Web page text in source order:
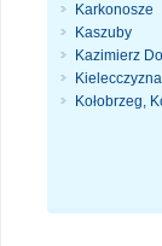
Karkonosze
Kaszuby
Kazimierz
Kielecczyzna
Kołobrzeg,